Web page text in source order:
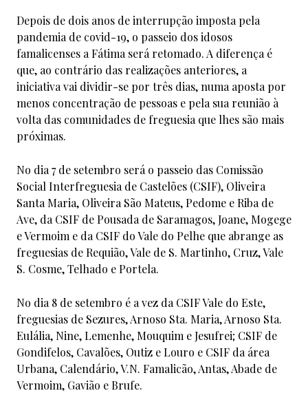
Depois de dois anos de interrupção imposta pela
pandemia de covid-19, o passeio dos idosos
famalicenses a Fátima será retomado. A diferença é
que, ao contrário das realizações anteriores, a
iniciativa vai dividir-se por três dias, numa aposta por
menos concentração de pessoas e pela sua reunião à
volta das comunidades de freguesia que lhes são mais
próximas.
No dia 7 de setembro será o passeio das Comissão
Social Interfreguesia de Castelões (CSIF), Oliveira
Santa Maria, Oliveira São Mateus, Pedome e Riba de
Ave, da CSIF de Pousada de Saramagos, Joane, Mogege
e Vermoim e da CSIF do Vale do Pelhe que abrange as
freguesias de Requião, Vale de S. Martinho, Cruz, Vale
S. Cosme, Telhado e Portela.
No dia 8 de setembro é a vez da CSIF Vale do Este,
freguesias de Sezures, Arnoso Sta. Maria, Arnoso Sta.
Eulália, Nine, Lemenhe, Mouquim e Jesufrei; CSIF de
Gondifelos, Cavalões, Outiz e Louro e CSIF da área
Urbana, Calendário, V.N. Famalicão, Antas, Abade de
Vermoim, Gavião e Brufe.